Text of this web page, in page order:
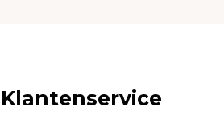
Klantenservice